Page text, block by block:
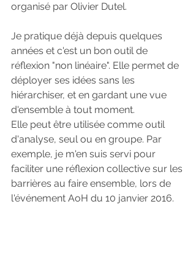
organisé par Olivier Dutel.
Je pratique déjà depuis quelques
années et c'est un bon outil de
réflexion "non linéaire". Elle permet de
déployer ses idées sans les
hiérarchiser, et en gardant une vue
d'ensemble à tout moment.
Elle peut être utilisée comme outil
d'analyse, seul ou en groupe. Par
exemple, je m'en suis servi pour
faciliter une réflexion collective sur les
barrières au faire ensemble, lors de
l'événement AoH du 10 janvier 2016.